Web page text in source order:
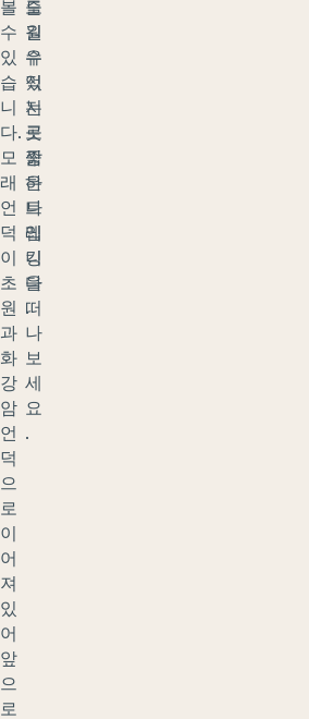
볼
수
있
습
니
다.
모
래
언
덕
이
초
원
과
화
강
암
언
덕
으
로
이
어
져
있
어
앞
으
로
도
원
유
적
지
로
짧
은
트
레
킹
을
떠
나
보
세
요
.
즐
길
수
있
는
곳
중
하
나
입
니
다
.